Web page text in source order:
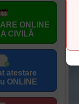
ONLINE
CIVILĂ
atestare
ONLINE